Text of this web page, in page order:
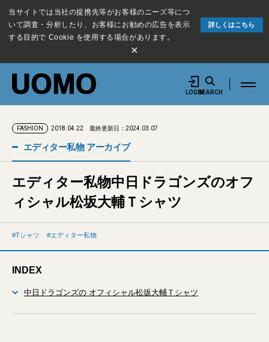
当サイトでは当社の提携先等がお客様のニーズ等につ
いて調査・分析したり、お客様にお勧めの広告を表示
する目的で Cookie を使用する場合があります。
詳しくはこちら
×
LOGINSEARCH
FASHION 2018.04.22 最終更新日：2024.03.07
エディター私物 アーカイブ
エディター私物中日ドラゴンズのオフ
ィシャル松坂大輔Ｔシャツ
Tシャツ エディター私物
INDEX
中日ドラゴンズの オフィシャル松坂大輔Ｔシャツ